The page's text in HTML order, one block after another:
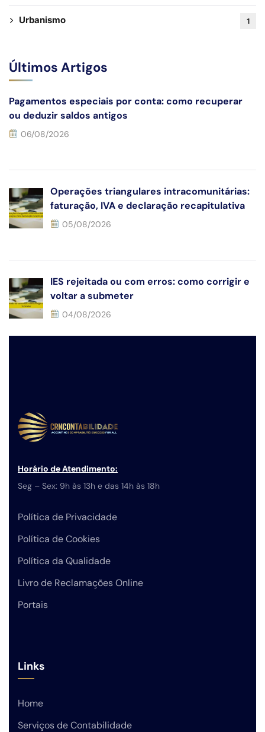
Urbanismo 1
Últimos Artigos
Pagamentos especiais por conta: como recuperar
ou deduzir saldos antigos
06/08/2026
Operações triangulares intracomunitárias:
faturação, IVA e declaração recapitulativa
05/08/2026
IES rejeitada ou com erros: como corrigir e
voltar a submeter
04/08/2026
Horário de Atendimento:
Seg – Sex: 9h às 13h e das 14h às 18h
Política de Privacidade
Política de Cookies
Política da Qualidade
Livro de Reclamações Online
Portais
Links
Home
Serviços de Contabilidade